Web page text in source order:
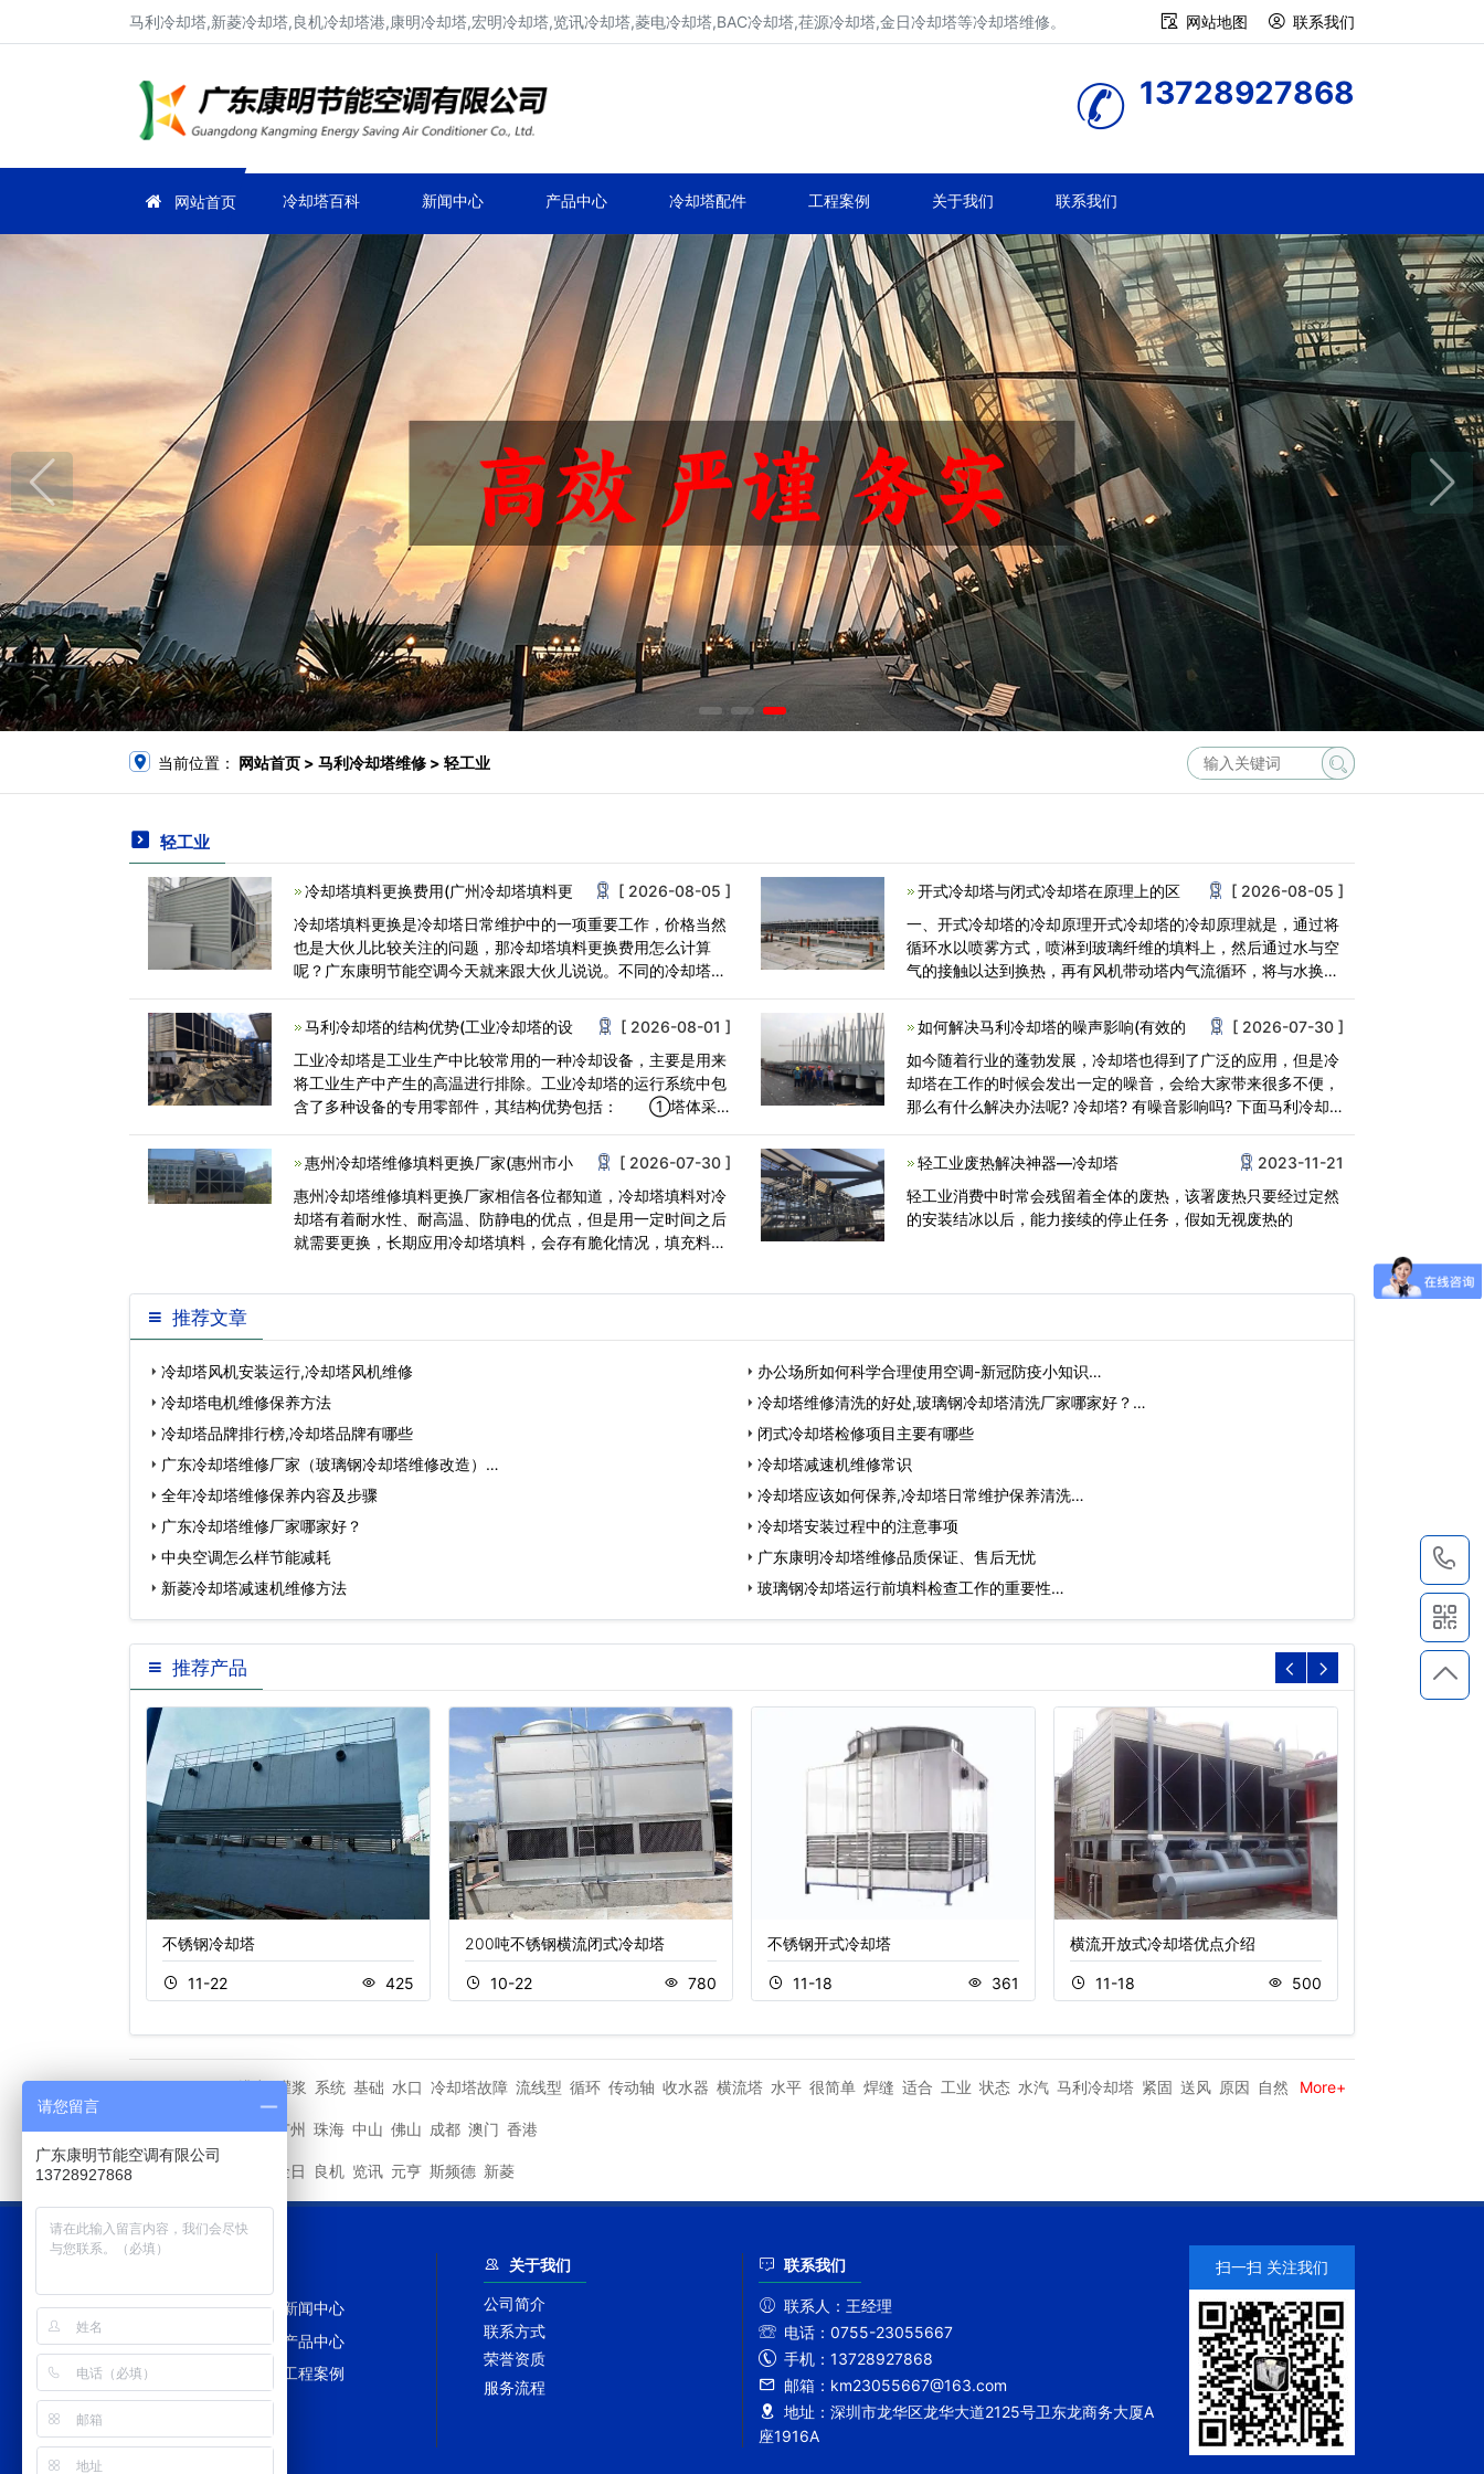
马利冷却塔,新菱冷却塔,良机冷却塔港,康明冷却塔,宏明冷却塔,览讯冷却塔,菱电冷却塔,BAC冷却塔,荏源冷却塔,金日冷却塔等冷却塔维修。 网站地图 联系我们
13728927868
网站首页 冷却塔百科 新闻中心 产品中心 冷却塔配件 工程案例 关于我们 联系我们
当前位置： 网站首页 > 马利冷却塔维修 > 轻工业
轻工业
冷却塔填料更换费用(广州冷却塔填料更
[ 2026-08-05 ]
冷却塔填料更换是冷却塔日常维护中的一项重要工作，价格当然
也是大伙儿比较关注的问题，那冷却塔填料更换费用怎么计算
呢？广东康明节能空调今天就来跟大伙儿说说。不同的冷却塔厂
开式冷却塔与闭式冷却塔在原理上的区
[ 2026-08-05 ]
一、开式冷却塔的冷却原理开式冷却塔的冷却原理就是，通过将
循环水以喷雾方式，喷淋到玻璃纤维的填料上，然后通过水与空
气的接触以达到换热，再有风机带动塔内气流循环，将与水换热
马利冷却塔的结构优势(工业冷却塔的设
[ 2026-08-01 ]
工业冷却塔是工业生产中比较常用的一种冷却设备，主要是用来
将工业生产中产生的高温进行排除。工业冷却塔的运行系统中包
含了多种设备的专用零部件，其结构优势包括： ①塔体采
如何解决马利冷却塔的噪声影响(有效的
[ 2026-07-30 ]
如今随着行业的蓬勃发展，冷却塔也得到了广泛的应用，但是冷
却塔在工作的时候会发出一定的噪音，会给大家带来很多不便，
那么有什么解决办法呢? 冷却塔? 有噪音影响吗? 下面马利冷却
惠州冷却塔维修填料更换厂家(惠州市小
[ 2026-07-30 ]
惠州冷却塔维修填料更换厂家相信各位都知道，冷却塔填料对冷
却塔有着耐水性、耐高温、防静电的优点，但是用一定时间之后
就需要更换，长期应用冷却塔填料，会存有脆化情况，填充料会
轻工业废热解决神器—冷却塔
2023-11-21
轻工业消费中时常会残留着全体的废热，该署废热只要经过定然
的安装结冰以后，能力接续的停止任务，假如无视废热的
推荐文章
冷却塔风机安装运行,冷却塔风机维修
办公场所如何科学合理使用空调-新冠防疫小知识…
冷却塔电机维修保养方法
冷却塔维修清洗的好处,玻璃钢冷却塔清洗厂家哪家好？…
冷却塔品牌排行榜,冷却塔品牌有哪些
闭式冷却塔检修项目主要有哪些
广东冷却塔维修厂家（玻璃钢冷却塔维修改造）…
冷却塔减速机维修常识
全年冷却塔维修保养内容及步骤
冷却塔应该如何保养,冷却塔日常维护保养清洗…
广东冷却塔维修厂家哪家好？
冷却塔安装过程中的注意事项
中央空调怎么样节能减耗
广东康明冷却塔维修品质保证、售后无忧
新菱冷却塔减速机维修方法
玻璃钢冷却塔运行前填料检查工作的重要性…
推荐产品
不锈钢冷却塔
11-22 425
200吨不锈钢横流闭式冷却塔
10-22 780
不锈钢开式冷却塔
11-18 361
横流开放式冷却塔优点介绍
11-18 500
排空 灌浆 系统 基础 水口 冷却塔故障 流线型 循环 传动轴 收水器 横流塔 水平 很简单 焊缝 适合 工业 状态 水汽 马利冷却塔 紧固 送风 原因 自然 More+
其他城市 深圳 广州 珠海 中山 佛山 成都 澳门 香港
金日 良机 览讯 元亨 斯频德 新菱
网站首页
新闻中心
冷却塔百科
产品中心
冷却塔配件
工程案例
网站地图
关于我们
公司简介
联系方式
荣誉资质
服务流程
联系我们
联系人： 王经理
电话： 0755-23055667
手机： 13728927868
邮箱： km23055667@163.com
地址： 深圳市龙华区龙华大道2125号卫东龙商务大厦A
座1916A
扫一扫 关注我们
请您留言
广东康明节能空调有限公司
13728927868